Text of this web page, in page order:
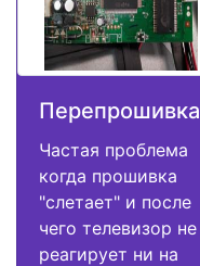
Перепрошивка
Частая проблема
когда прошивка
"слетает" и после
чего телевизор не
реагирует ни на